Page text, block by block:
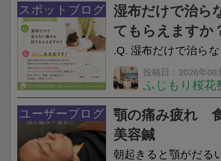
けでなく首や肩の筋
担をかけ、顎関節症
つながることがあり
スポットブログ
湿布だけで治ら
てもらえますか
.Q. 湿布だけで治ら
らえますか？A. はい
湿布は痛みを和らげ
すが、原因そのもの
いこともあります。
原因を確認し、お一
投稿日：2026年08
ふじもり桜花
ユーザーブログ
顎の痛み疲れ
美容鍼
朝起きると顎がだる